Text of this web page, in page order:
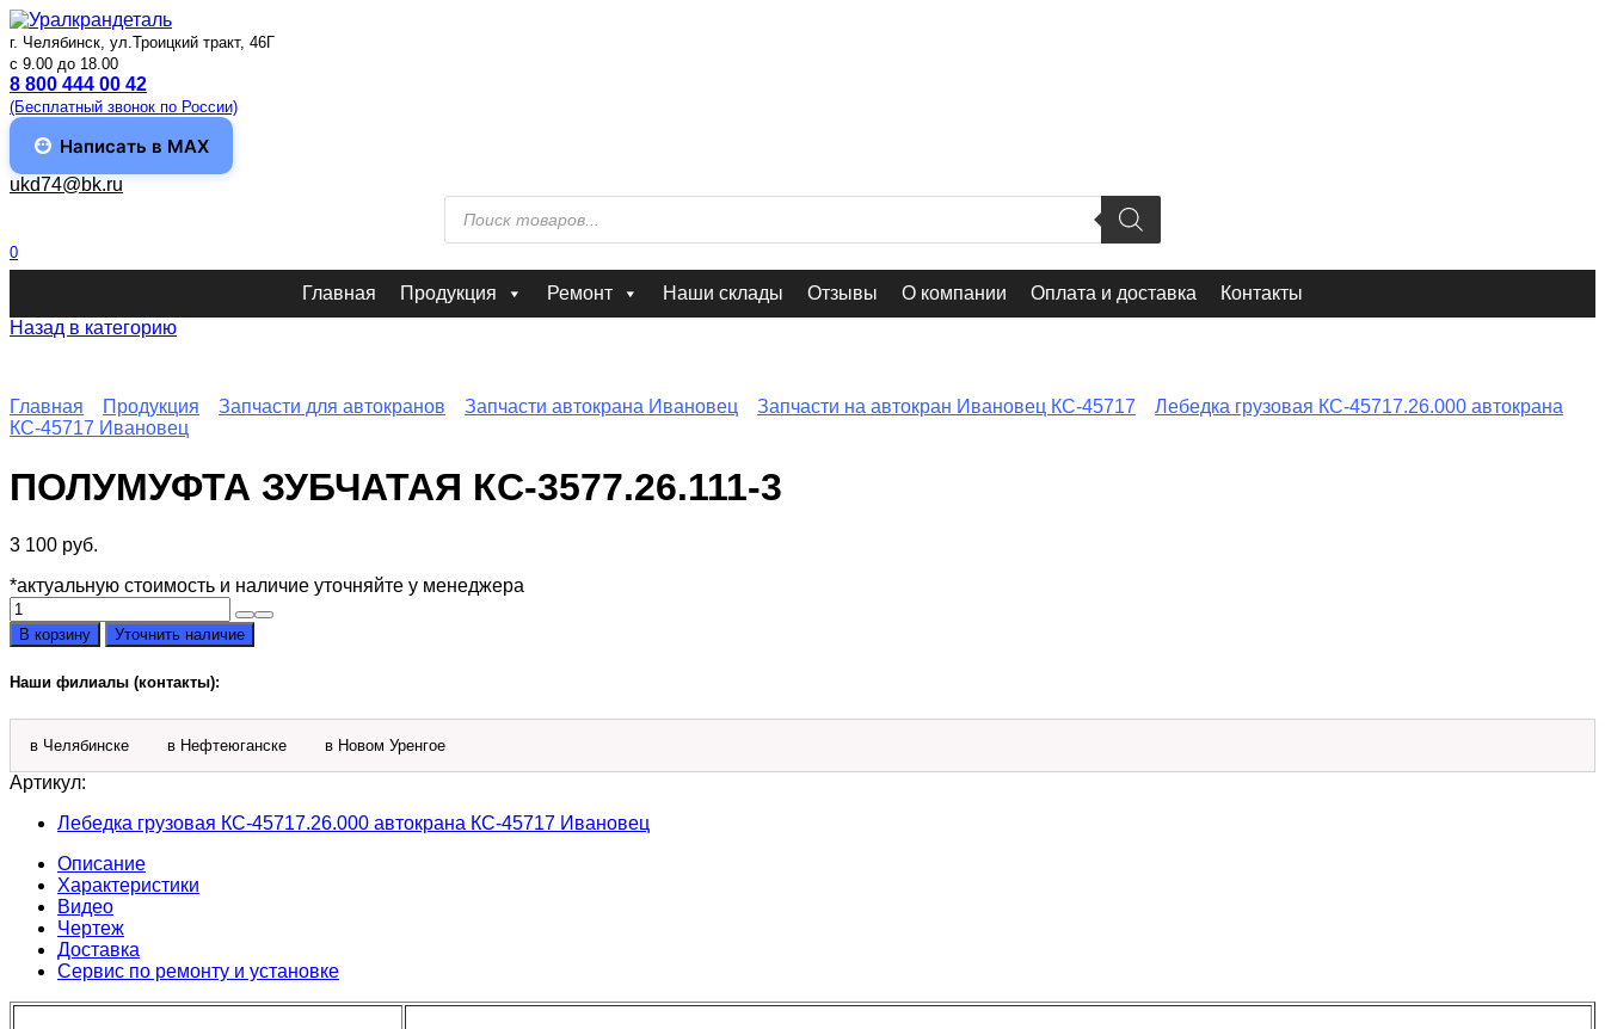
Перейти
к
содержанию
г. Челябинск, ул.Троицкий тракт, 46Г
c 9.00 до 18.00
8 800 444 00 42
(Бесплатный звонок по России)
Написать в MAX
ukd74@bk.ru
Поиск
товаров
0
Главная Продукция Ремонт Наши склады Отзывы О компании Оплата и доставка
Контакты
Назад в категорию
Главная Продукция Запчасти для автокранов Запчасти автокрана Ивановец Запчасти на автокран Ивановец КС-45717
Лебедка грузовая КС-45717.26.000 автокрана
КС-45717 Ивановец
ПОЛУМУФТА ЗУБЧАТАЯ КС-3577.26.111-3
3 100 руб.
*актуальную стоимость и наличие уточняйте у менеджера
Количество
товара
Полумуфта
зубчатая
КС-3577.26.111-
3
В корзину Уточнить наличие
Наши филиалы (контакты):
в Челябинске в Нефтеюганске в Новом Уренгое
Артикул:
Лебедка грузовая КС-45717.26.000 автокрана КС-45717 Ивановец
Описание
Характеристики
Видео
Чертеж
Доставка
Сервис по ремонту и установке